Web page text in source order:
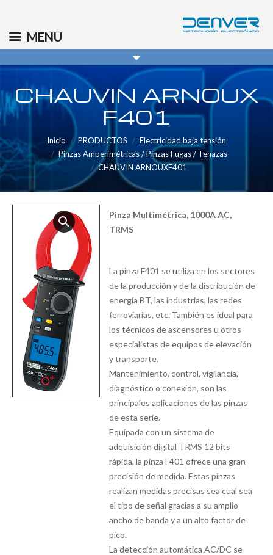
info@denver.es
CHAUVIN ARNOUX
F401
Inicio PRODUCTOS
Electricidad baja tensión
Pinzas Amperimétricas / Pinzas Fugas / Tenazas
CHAUVIN ARNOUXF401
Pinza Multimétrica, 1000A AC,
TRMS
La pinza F401 se utiliza en los sectores
de la producción y de la distribución de
energía BT, las industrias, las redes
ferroviarias, etc. También es ideal para
los técnicos de ascensores u otros
especialistas de equipos de elevación
y transporte.
Mantenimiento, control, vigilancia,
diagnóstico o conexión, son las
principales aplicaciones de las pinzas
de esta serie.
Equipada con un sistema de
adquisición digital TRMS 12 bits
rápida, la pinza F401 ofrece una gran
precisión de medida. Estas pinzas
realizan medidas precisas sea cual sea
el tipo de señal gracias a su amplio
ancho de banda y a un alto factor de
pico.
La detección automática AC/DC se
MENU